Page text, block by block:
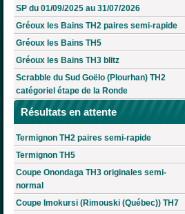
SP du 01/09/2025 au 31/07/2026
Gréoux les Bains TH2 paires semi-rapide
Gréoux les Bains TH5
Gréoux les Bains TH3 blitz
Scrabble du Sud Goëlo (Plourhan) TH2
catégoriel étape de la Ronde
Résultats en attente
Termignon TH2 paires semi-rapide
Termignon TH5
Coupe Onondaga TH3 originales semi-
normal
Coupe Imokursi (Rimouski (Québec)) TH7